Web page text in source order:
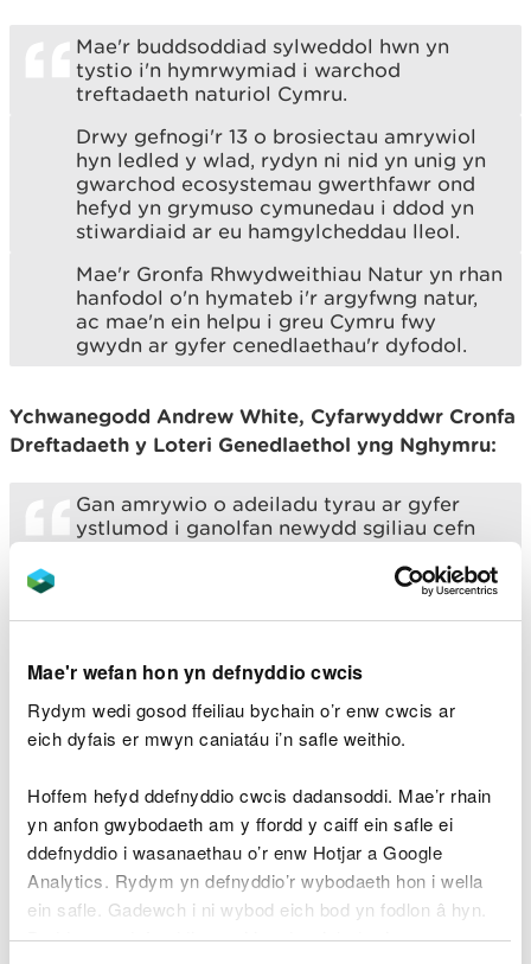
Mae'r wefan hon yn defnyddio cwcis
Rydym wedi gosod ffeiliau bychain o’r enw cwcis ar
eich dyfais er mwyn caniatáu i’n safle weithio.
Hoffem hefyd ddefnyddio cwcis dadansoddi. Mae’r rhain
yn anfon gwybodaeth am y ffordd y caiff ein safle ei
ddefnyddio i wasanaethau o’r enw Hotjar a Google
Analytics. Rydym yn defnyddio’r wybodaeth hon i wella
ein safle. Gadewch i ni wybod eich bod yn fodlon â hyn.
Byddwn yn defnyddio cwci i gadw eich dewis.
Mae'r buddsoddiad sylweddol hwn yn
tystio i'n hymrwymiad i warchod
treftadaeth naturiol Cymru.
Drwy gefnogi'r 13 o brosiectau amrywiol
hyn ledled y wlad, rydyn ni nid yn unig yn
gwarchod ecosystemau gwerthfawr ond
hefyd yn grymuso cymunedau i ddod yn
stiwardiaid ar eu hamgylcheddau lleol.
Mae'r Gronfa Rhwydweithiau Natur yn rhan
hanfodol o'n hymateb i'r argyfwng natur,
ac mae'n ein helpu i greu Cymru fwy
gwydn ar gyfer cenedlaethau'r dyfodol.
Ychwanegodd Andrew White, Cyfarwyddwr Cronfa
Dreftadaeth y Loteri Genedlaethol yng Nghymru:
Gan amrywio o adeiladu tyrau ar gyfer
ystlumod i ganolfan newydd sgiliau cefn
Rhwydweithiau Natur ac i bwysigrwydd
cysylltu pobl â'r byd naturiol sydd ar
Mae gwarchod a chryfhau'n treftadaeth
naturiol yn flaenoriaeth allweddol inni yn y
Gronfa Dreftadaeth.
wynebu'n cynefinoedd a'n bywyd gwyllt,
mae angen ffordd gynaliadwy a
chydweithredol o adfer natur. Felly, rydyn
ni'n falch o gael gweithio ochr yn ochr â
Llywodraeth Cymru a Cyfoeth Naturiol
Cymru i ddarparu'r Gronfa Rhwydweithiau
Natur.